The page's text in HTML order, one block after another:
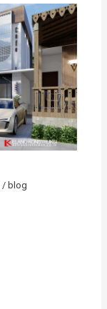
/ blog